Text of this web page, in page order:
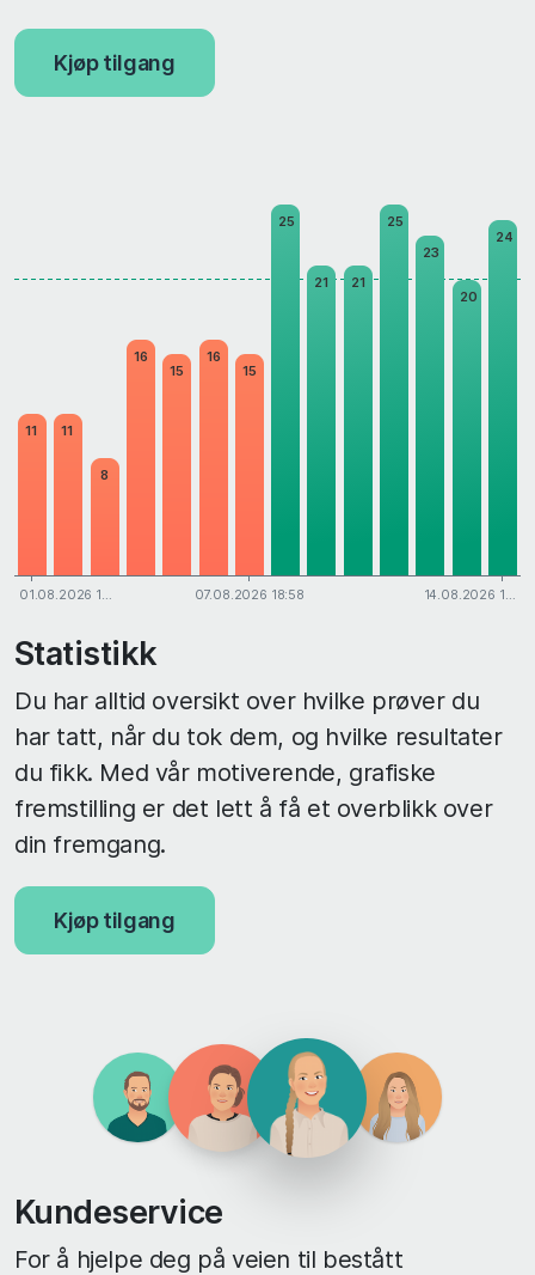
Kjøp tilgang
24
20
23
25
21
21
25
15
16
15
16
8
11
11
14.08.2026 1…
07.08.2026 18:58
01.08.2026 1…
Statistikk
Du har alltid oversikt over hvilke prøver du
har tatt, når du tok dem, og hvilke resultater
du fikk. Med vår motiverende, grafiske
fremstilling er det lett å få et overblikk over
din fremgang.
Kjøp tilgang
Kundeservice
For å hjelpe deg på veien til bestått